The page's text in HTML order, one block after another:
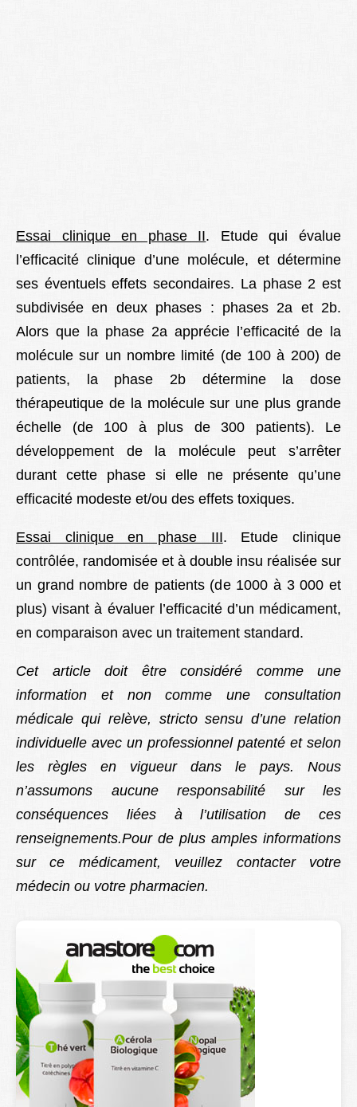
Essai clinique en phase II. Etude qui évalue
l’efficacité clinique d’une molécule, et détermine
ses éventuels effets secondaires. La phase 2 est
subdivisée en deux phases : phases 2a et 2b.
Alors que la phase 2a apprécie l’efficacité de la
molécule sur un nombre limité (de 100 à 200) de
patients, la phase 2b détermine la dose
thérapeutique de la molécule sur une plus grande
échelle (de 100 à plus de 300 patients). Le
développement de la molécule peut s’arrêter
durant cette phase si elle ne présente qu’une
efficacité modeste et/ou des effets toxiques.
Essai clinique en phase III. Etude clinique
contrôlée, randomisée et à double insu réalisée sur
un grand nombre de patients (de 1000 à 3 000 et
plus) visant à évaluer l’efficacité d’un médicament,
en comparaison avec un traitement standard.
Cet article doit être considéré comme une
information et non comme une consultation
médicale qui relève, stricto sensu d’une relation
individuelle avec un professionnel patenté et selon
les règles en vigueur dans le pays. Nous
n’assumons aucune responsabilité sur les
conséquences liées à l’utilisation de ces
renseignements.Pour de plus amples informations
sur ce médicament, veuillez contacter votre
médecin ou votre pharmacien.